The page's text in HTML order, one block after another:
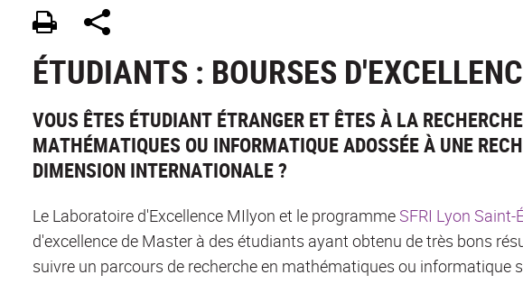
ÉTUDIANTS : BOURSES
VOUS ÊTES ÉTUDIANT ÉTRANGER ET ÊTES À LA
MATHÉMATIQUES OU INFORMATIQUE ADOSSÉE À UNE
DIMENSION INTERNATIONALE ?
Le Laboratoire d'Excellence MIlyon et le programmeSFRI Lyon
d'excellence de Master à des étudiants ayant obtenu de très bons
suivre un parcours de recherche en mathématiques ou informatique